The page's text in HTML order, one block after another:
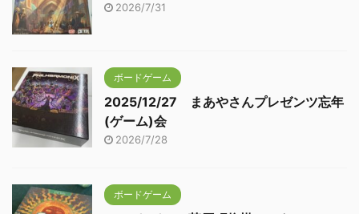
2026/7/31
ボードゲーム
2025/12/27 まあやさんプレゼンツ忘年
(ゲーム)会
2026/7/28
ボードゲーム